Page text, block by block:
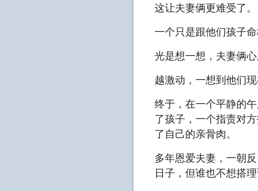
这让夫妻俩更难受了。
一个只是跟他们孩子
光是想一想，夫妻俩心
越激动，一想到他们
终于，在一个平静的
了孩子，一个指责对
了自己的亲骨肉。
多年恩爱夫妻，一朝
日子，但谁也不想搭理